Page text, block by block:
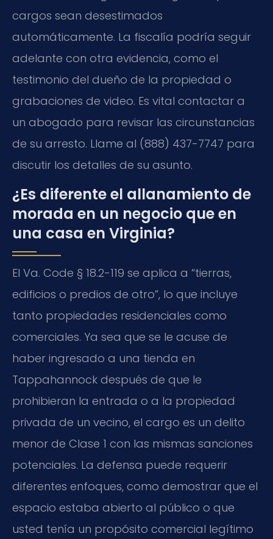
cargos sean desestimados
automáticamente. La fiscalía podría seguir
adelante con otra evidencia, como el
testimonio del dueño de la propiedad o
grabaciones de video. Es vital contactar a
un abogado para revisar las circunstancias
de su arresto. Llame al (888) 437-7747 para
discutir los detalles de su asunto.
¿Es diferente el allanamiento de
morada en un negocio que en
una casa en Virginia?
El Va. Code § 18.2-119 se aplica a “tierras,
edificios o predios de otro”, lo que incluye
tanto propiedades residenciales como
comerciales. Ya sea que se le acuse de
haber ingresado a una tienda en
Tappahannock después de que le
prohibieran la entrada o a la propiedad
privada de un vecino, el cargo es un delito
menor de Clase 1 con las mismas sanciones
potenciales. La defensa puede requerir
diferentes enfoques, como demostrar que el
espacio estaba abierto al público o que
usted tenía un propósito comercial legítimo